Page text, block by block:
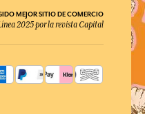
MEJOR SITIO DE COMERCIO
2025 por la revista Capital